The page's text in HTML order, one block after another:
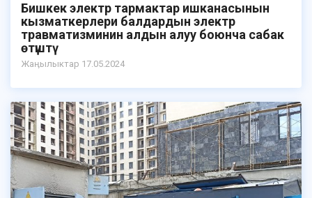
Бишкек электр тармактар ишканасынын
кызматкерлери балдардын электр
травматизминин алдын алуу боюнча сабак
өтүштү
Жаӊылыктар 17.05.2024